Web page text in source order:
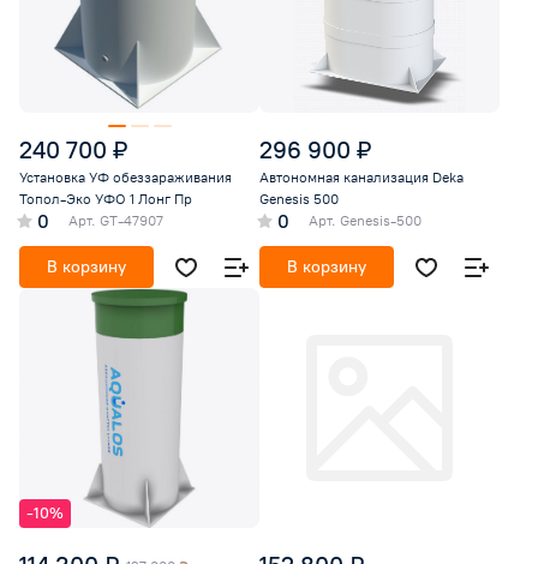
240 700 ₽
Установка УФ обеззараживания
Топол-Эко УФО 1 Лонг Пр
0 Арт. GT-47907
В корзину
296 900 ₽
Автономная канализация Deka
Genesis 500
0 Арт. Genesis-500
В корзину
-10%